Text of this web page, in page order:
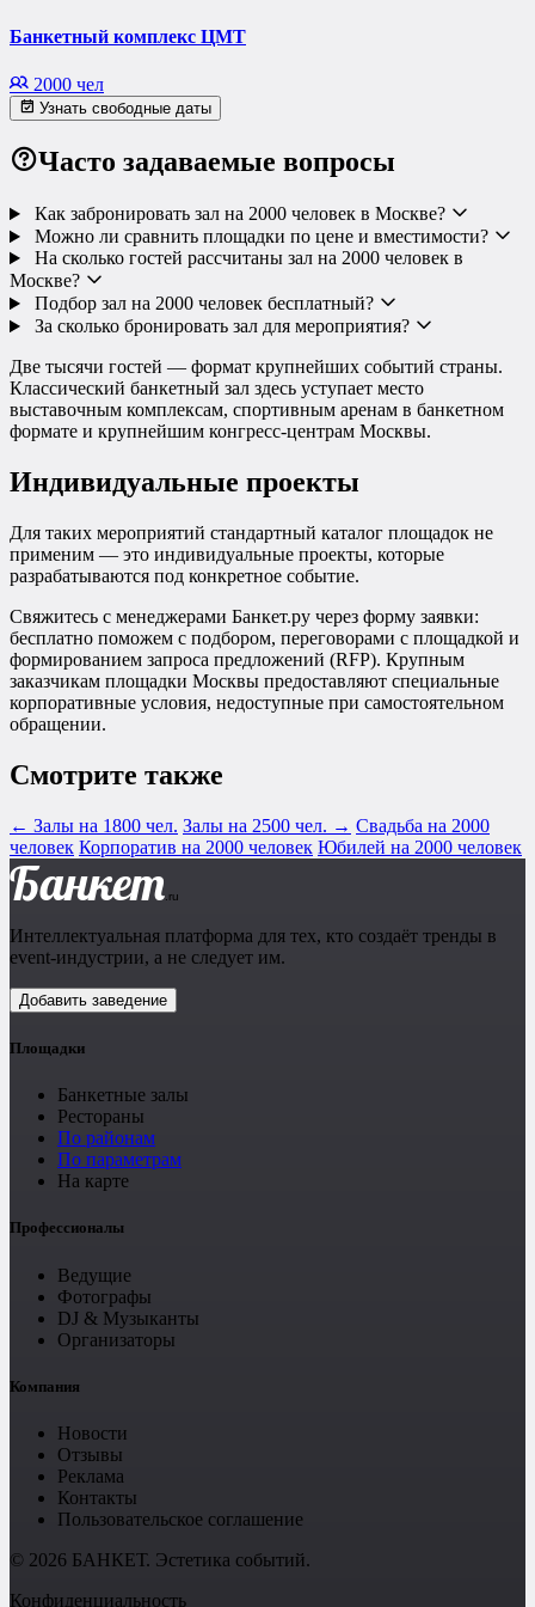
Банкетный комплекс ЦМТ
2000 чел
Узнать свободные даты
Часто задаваемые вопросы
Как забронировать зал на 2000 человек в Москве?
Можно ли сравнить площадки по цене и вместимости?
На сколько гостей рассчитаны зал на 2000 человек в
Москве?
Подбор зал на 2000 человек бесплатный?
За сколько бронировать зал для мероприятия?
Две тысячи гостей — формат крупнейших событий страны.
Классический банкетный зал здесь уступает место
выставочным комплексам, спортивным аренам в банкетном
формате и крупнейшим конгресс-центрам Москвы.
Индивидуальные проекты
Для таких мероприятий стандартный каталог площадок не
применим — это индивидуальные проекты, которые
разрабатываются под конкретное событие.
Свяжитесь с менеджерами Банкет.ру через форму заявки:
бесплатно поможем с подбором, переговорами с площадкой и
формированием запроса предложений (RFP). Крупным
заказчикам площадки Москвы предоставляют специальные
корпоративные условия, недоступные при самостоятельном
обращении.
Смотрите также
← Залы на 1800 чел. Залы на 2500 чел. → Свадьба на 2000
человек Корпоратив на 2000 человек Юбилей на 2000 человек
Банкет .ru
Интеллектуальная платформа для тех, кто создаёт тренды в
event-индустрии, а не следует им.
Добавить заведение
Площадки
Банкетные залы
Рестораны
По районам
По параметрам
На карте
Профессионалы
Ведущие
Фотографы
DJ & Музыканты
Организаторы
Компания
Новости
Отзывы
Реклама
Контакты
Пользовательское соглашение
© 2026 БАНКЕТ. Эстетика событий.
Конфиденциальность